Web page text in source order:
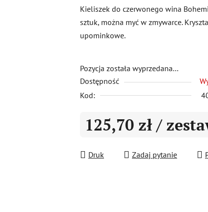
wynosi
0,0
na
gwiazdek.
Kieliszek do czerwonego wina
sztuk, można myć w zmywarce.
upominkowe.
Pozycja została wyprzedana…
Dostępność
Kod:
125,70 zł /
Druk
Zadaj pytanie